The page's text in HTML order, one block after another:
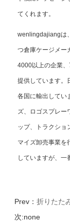
てくれます。
wenlingdajiangは
つ倉庫ケージメー
4000以上の企業
提供しています。
各国に輸出してい
ズ、ロゴスプレー
ップ、トラクショ
マイズ卸売事業を
していますが、一
Prev： 折りたた
次:none